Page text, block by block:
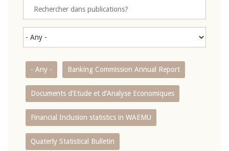
- Any - Banking Commission Annual Report
Documents d’Etude et d’Analyse Economiques
Financial Inclusion statistics in WAEMU
Quaterly Statistical Bulletin